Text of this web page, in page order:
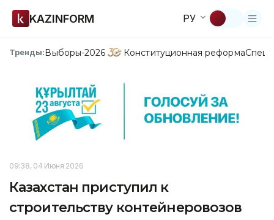
KAZINFORM РУ
Тренды:Выборы-2026 Конституционная реформа
09:38, 04 Июня 2026
Казахстан приступил к
строительству контейнеровозов